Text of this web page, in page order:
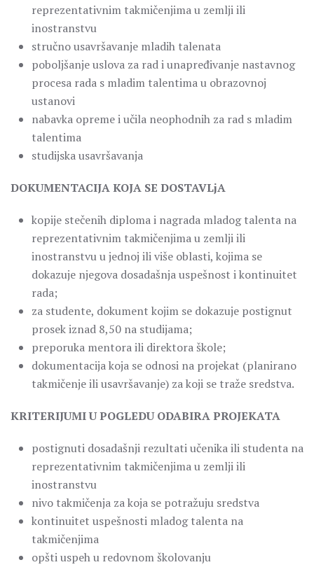
reprezentativnim takmičenjima u zemlji ili
inostranstvu
stručno usavršavanje mladih talenata
poboljšanje uslova za rad i unapređivanje nastavnog
procesa rada s mladim talentima u obrazovnoj
ustanovi
nabavka opreme i učila neophodnih za rad s mladim
talentima
studijska usavršavanja
DOKUMENTACIJA KOJA SE DOSTAVLjA
kopije stečenih diploma i nagrada mladog talenta na
reprezentativnim takmičenjima u zemlji ili
inostranstvu u jednoj ili više oblasti, kojima se
dokazuje njegova dosadašnja uspešnost i kontinuitet
rada;
za studente, dokument kojim se dokazuje postignut
prosek iznad 8,50 na studijama;
preporuka mentora ili direktora škole;
dokumentacija koja se odnosi na projekat (planirano
takmičenje ili usavršavanje) za koji se traže sredstva.
KRITERIJUMI U POGLEDU ODABIRA PROJEKATA
postignuti dosadašnji rezultati učenika ili studenta na
reprezentativnim takmičenjima u zemlji ili
inostranstvu
nivo takmičenja za koja se potražuju sredstva
kontinuitet uspešnosti mladog talenta na
takmičenjima
opšti uspeh u redovnom školovanju